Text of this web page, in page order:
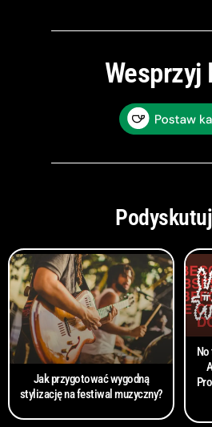
Wesprzyj
Jak przygotować wygodną
stylizację na festiwal muzyczny?